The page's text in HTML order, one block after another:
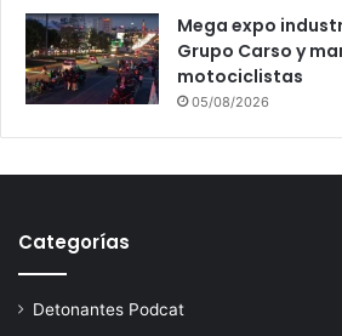
Mega expo
Grupo Carso y
motociclistas
05/08/2026
Categorías
Detonantes Podcat